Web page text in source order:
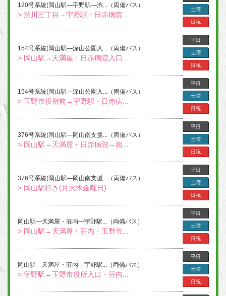
120号系統(岡山駅―宇野駅―渋...（両備バス）
> 渋川三丁目→宇野駅・日赤病院...
土曜
日祝
154号系統(岡山駅―深山公園入...（両備バス）
> 岡山駅→天満屋・日赤病院入口...
平日
土曜
日祝
154号系統(岡山駅―深山公園入...（両備バス）
> 玉野市役所前→宇野駅・日赤病...
平日
土曜
日祝
376号系統(岡山駅―岡山南支援...（両備バス）
> 岡山駅→天満屋・日赤病院→南...
平日
土曜
日祝
376号系統(岡山駅―岡山南支援...（両備バス）
> 岡山駅行き(月火木金曜日)...
平日
土曜
日祝
岡山駅―天満屋・荘内―宇野駅...（両備バス）
> 岡山駅→天満屋・荘内・玉野市...
平日
土曜
日祝
岡山駅―天満屋・荘内―宇野駅...（両備バス）
> 宇野駅→玉野市役所入口・荘内...
平日
土曜
日祝